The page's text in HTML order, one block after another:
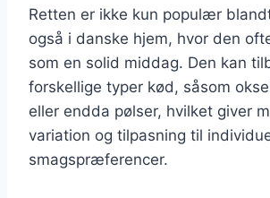
Retten er ikke kun populær
også i danske hjem, hvor den
som en solid middag. Den kan
forskellige typer kød, såsom
eller endda pølser, hvilket giver
variation og tilpasning til
smagspræferencer.